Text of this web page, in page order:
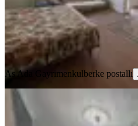
As Ada Gayrimenkulberke postallı
Ara
As Ada Gayrimenkulberke postallı
BALKONLU
Mavi Bulvar
M2